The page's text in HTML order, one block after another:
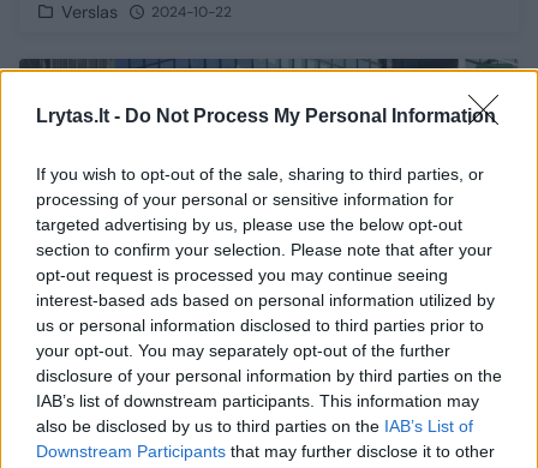
Lrytas.lt - Do Not Process My Personal Information
If you wish to opt-out of the sale, sharing to third parties, or
processing of your personal or sensitive information for
targeted advertising by us, please use the below opt-out
section to confirm your selection. Please note that after your
opt-out request is processed you may continue seeing
interest-based ads based on personal information utilized by
us or personal information disclosed to third parties prior to
your opt-out. You may separately opt-out of the further
disclosure of your personal information by third parties on the
IAB’s list of downstream participants. This information may
also be disclosed by us to third parties on the IAB’s List of
Downstream Participants that may further disclose it to other
Verslas 2024-10-22
1
„Swedbank“ informuoja klientus apie
reikšmingus pokyčius: susipažinkite, kad